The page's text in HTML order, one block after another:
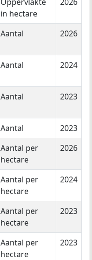
Oppervlakte
in hectare
2026
Aantal 2026
Aantal 2024
Aantal 2023
Aantal
2023
Aantal per
hectare
2026
Aantal per
hectare
2024
Aantal per
hectare
2023
Aantal per
hectare
2023